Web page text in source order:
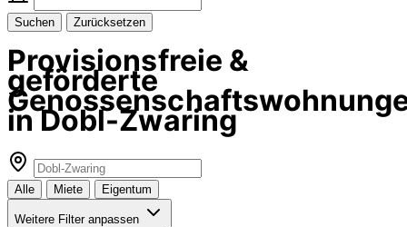
Suchen Zurücksetzen
Provisionsfreie &
geförderte
in Dobl-Zwaring
Alle Miete Eigentum
Weitere Filter anpassen